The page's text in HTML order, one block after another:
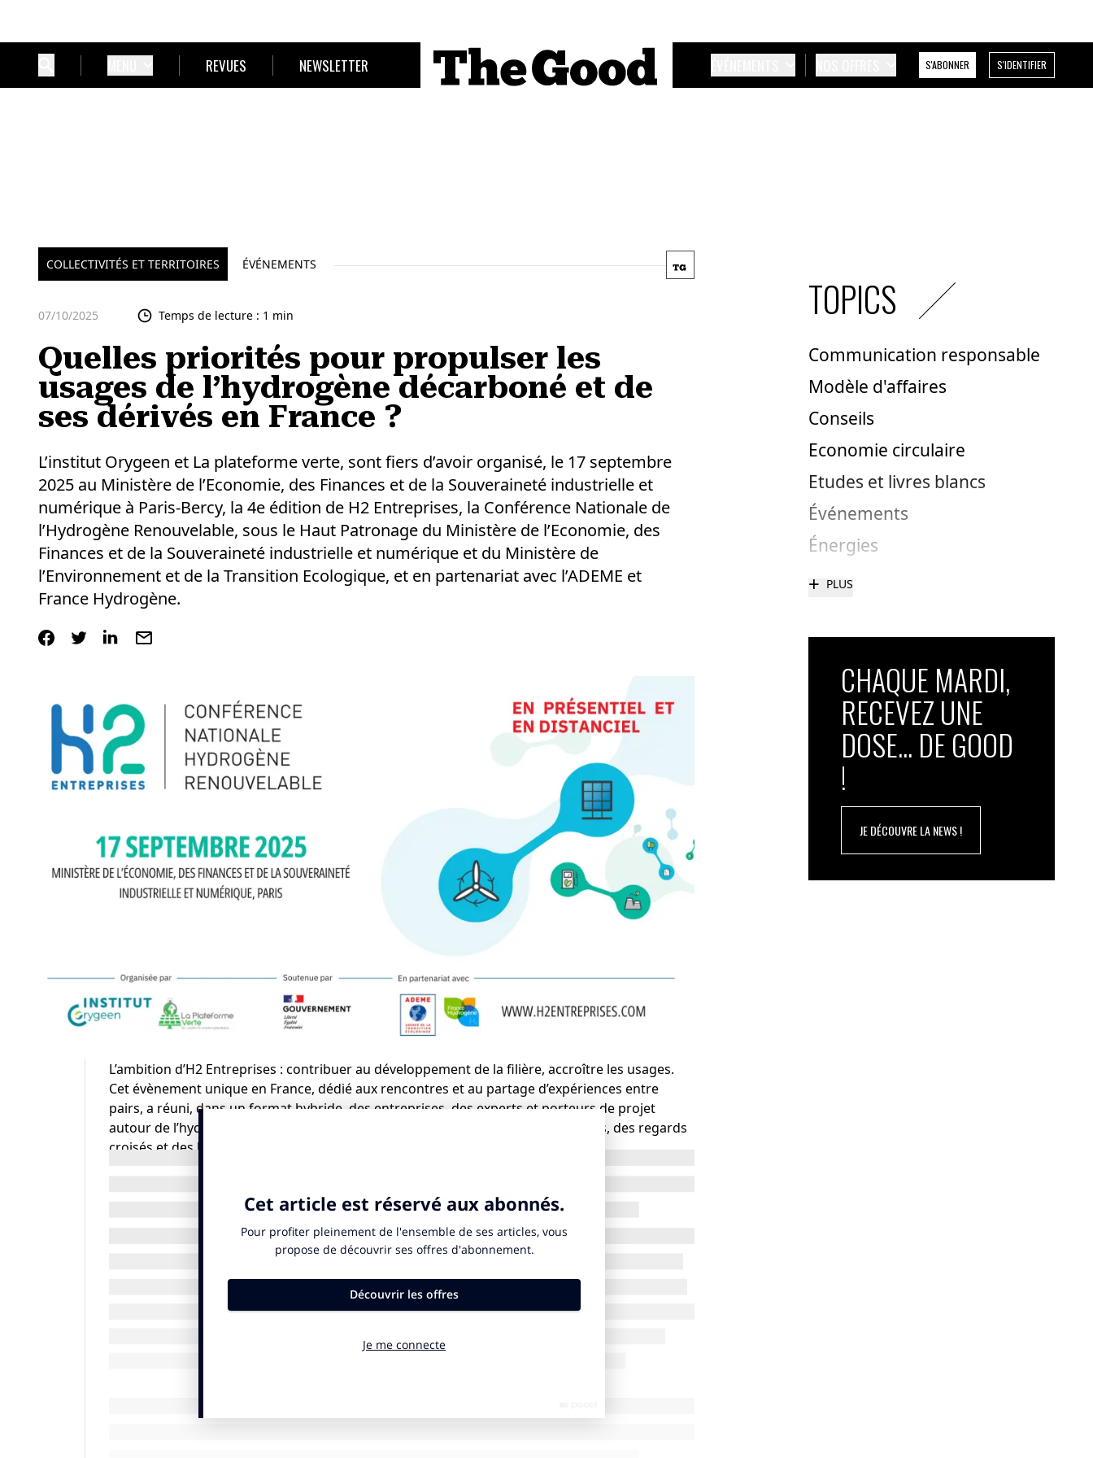
REVUES NEWSLETTER S'ABONNER S'IDENTIFIER
COLLECTIVITÉS ET TERRITOIRES ÉVÉNEMENTS
07/10/2025 Temps de lecture : 1 min
Quelles priorités pour propulser les
usages de l’hydrogène décarboné et de
ses dérivés en France ?
L’institut Orygeen et La plateforme verte, sont fiers d’avoir organisé, le 17 septembre
2025 au Ministère de l’Economie, des Finances et de la Souveraineté industrielle et
numérique à Paris-Bercy, la 4e édition de H2 Entreprises, la Conférence Nationale de
l’Hydrogène Renouvelable, sous le Haut Patronage du Ministère de l’Economie, des
Finances et de la Souveraineté industrielle et numérique et du Ministère de
l’Environnement et de la Transition Ecologique, et en partenariat avec l’ADEME et
France Hydrogène.
L’ambition d’H2 Entreprises : contribuer au développement de la filière, accroître les usages.
Cet évènement unique en France, dédié aux rencontres et au partage d’expériences entre
pairs, a réuni, dans un format hybride, des entreprises, des experts et porteurs de projet
autour de l’hydrogène renouvelable et de ses dérivés à travers des tables rondes, des regards
croisés et des keynotes.
cadre stable pour sécuriser les projets, accompagner la complémentarité avec les batteries et
décarbonation d’ici 2050.
Plusieurs enjeux majeurs ont rythmé les discussions :
TOPICS
Communication responsable
Modèle d'affaires
Conseils
Economie circulaire
Etudes et livres blancs
Événements
Énergies
+ PLUS
CHAQUE MARDI,
RECEVEZ UNE
DOSE... DE GOOD
!
JE DÉCOUVRE LA NEWS !